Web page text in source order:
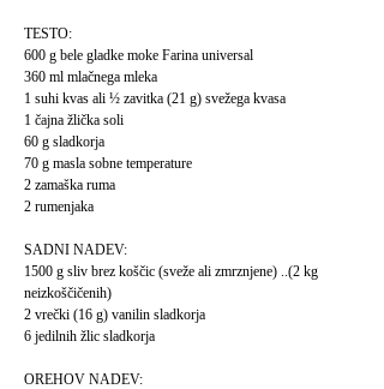
TESTO:
600 g bele gladke moke Farina universal
360 ml mlačnega mleka
1 suhi kvas ali ½ zavitka (21 g) svežega kvasa
1 čajna žlička soli
60 g sladkorja
70 g masla sobne temperature
2 zamaška ruma
2 rumenjaka
SADNI NADEV:
1500 g sliv brez koščic (sveže ali zmrznjene) ..(2 kg
neizkoščičenih)
2 vrečki (16 g) vanilin sladkorja
6 jedilnih žlic sladkorja
OREHOV NADEV: